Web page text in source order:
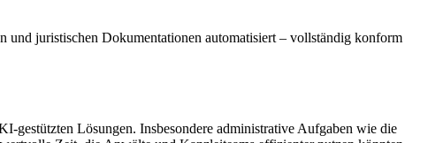
juristischen Dokumentationen automatisiert – vollständig konform
gestützten Lösungen. Insbesondere administrative Aufgaben wie die